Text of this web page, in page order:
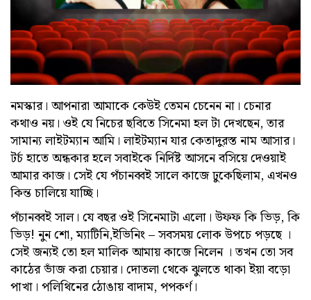
নমস্কার। আপনারা আমাকে কেউই তেমন চেনেন না। চেনার
কথাও নয়। ওই যে নিচের ছবিতে সিনেমা হল টা দেখছেন, তার
সামান্য লাইটম্যান আমি। লাইটম্যান যার কেতাদুরস্ত নাম আসার।
টর্চ হাতে অন্ধকার হলে সবাইকে নির্দিষ্ট আসনে বসিয়ে দেওয়াই
আমার কাজ। সেই যে পঁচানব্বই সালে কাজে ঢুকেছিলাম, এখনও
কিন্ত চালিয়ে যাচ্ছি।
পঁচানব্বই সাল। যে বছর ওই সিনেমাটা এলো। উফফ কি ভিড়, কি
ভিড়! নুন শো, ম্যাটিনি,ইভিনিং – সবসময় লোক উপচে পড়ছে ।
সেই জন্যই তো হল মালিক আমায় কাজে নিলেন । তখন তো সব
কাঠের ভাঁজ করা চেয়ার। দোতলা থেকে ঝুলতে থাকা ইয়া বড়ো
পাখা। পলিথিনের ঠোঙায় বাদাম, পপকর্ণ।